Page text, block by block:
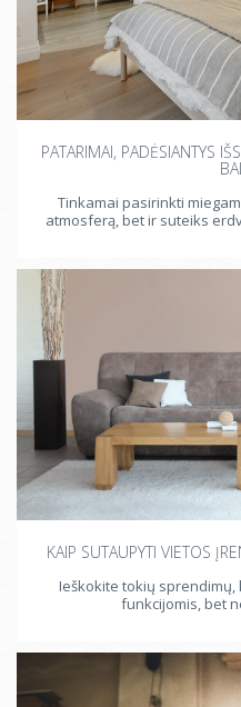
PATARIMAI, PADĖSIANTYS
Tinkamai pasirinkti
atmosferą, bet ir suteiks
KAIP SUTAUPYTI VIETOS
Ieškokite tokių
funkcijomis, bet